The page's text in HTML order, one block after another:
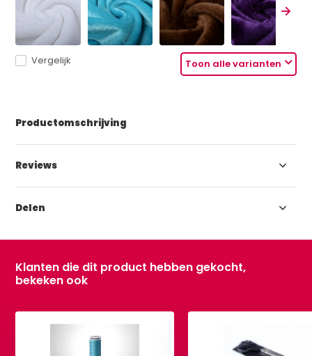
Toon alle varianten
Vergelijk
Productomschrijving
Reviews
Delen
Klanten die dit product hebben gekocht,
bekeken ook